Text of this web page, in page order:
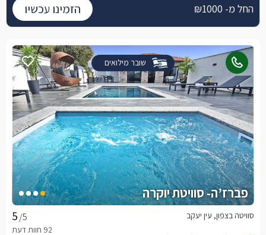
שובר מילואים
פברז’ה- סוויטת יוקרה
/5 סוויטה בצפון, עין יעקב
החל מ- ₪1000 הזמינו עכשיו